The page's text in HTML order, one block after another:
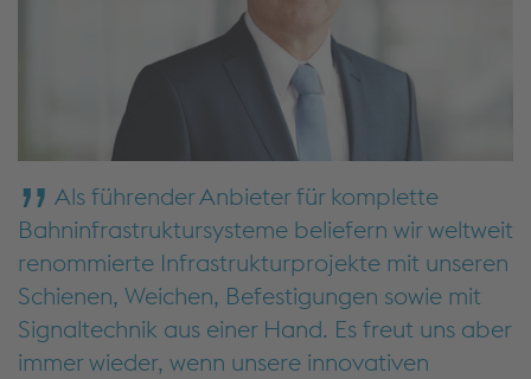
Als führender Anbieter für komplette
Bahninfrastruktursysteme beliefern wir weltweit
renommierte Infrastrukturprojekte mit unseren
Schienen, Weichen, Befestigungen sowie mit
Signaltechnik aus einer Hand. Es freut uns aber
immer wieder, wenn unsere innovativen